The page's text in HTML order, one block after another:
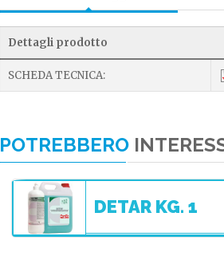
Dettagli prodotto
SCHEDA TECNICA:
POTREBBERO
DETAR KG. 1